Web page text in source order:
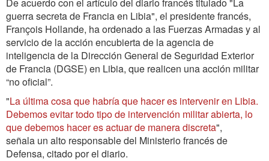
guerra secreta de Francia en Libia", el presidente francés,
François Hollande, ha ordenado a las Fuerzas Armadas y al
servicio de la acción encubierta de la agencia de
inteligencia de la Dirección General de Seguridad Exterior
de Francia (DGSE) en Libia, que realicen una acción militar
“no oficial”.
"La última cosa que habría que hacer es intervenir en Libia.
Debemos evitar todo tipo de intervención militar abierta, lo
que debemos hacer es actuar de manera discreta",
señala un alto responsable del Ministerio francés de
Defensa, citado por el diario.